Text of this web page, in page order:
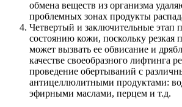
обмена веществ из организма
проблемных зонах продукты
Четвертый и заключительные этап
состоянию кожи, поскольку резкая
может вызвать ее обвисание и
качестве своеобразного лифтинга
проведение обертываний с
антицеллюлитными продуктами:
эфирными маслами, перцем и т.д.